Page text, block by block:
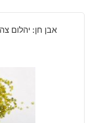
אבן חן: יהלום